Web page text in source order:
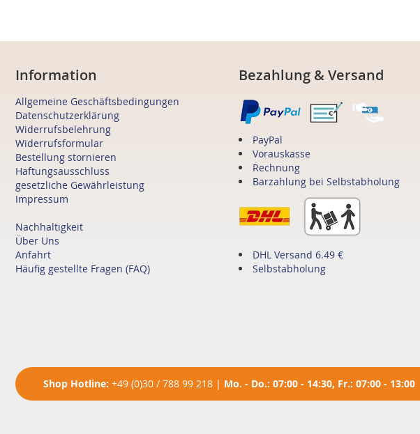
Information
Allgemeine Geschäftsbedingungen
Datenschutzerklärung
Widerrufsbelehrung
Widerrufsformular
Bestellung stornieren
Haftungsausschluss
gesetzliche Gewährleistung
Impressum
Nachhaltigkeit
Über Uns
Anfahrt
Häufig gestellte Fragen (FAQ)
Bezahlung & Versand
PayPal
Vorauskasse
Rechnung
Barzahlung bei Selbstabholung
DHL Versand 6.49 €
Selbstabholung
Shop Hotline: +49 (0)30 / 788 99 218 | Mo. - Do.: 07:00 - 14:30, Fr.: 07:00 - 13:00